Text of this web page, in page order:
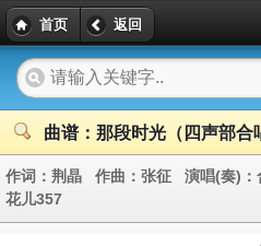
首页 返回
曲谱：那段时光（四声部合
作词： 荆晶 作曲： 张征 演唱(奏)：
花儿357